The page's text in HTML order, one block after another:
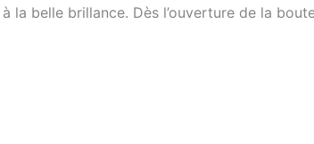
belle brillance. Dès l’ouverture de la